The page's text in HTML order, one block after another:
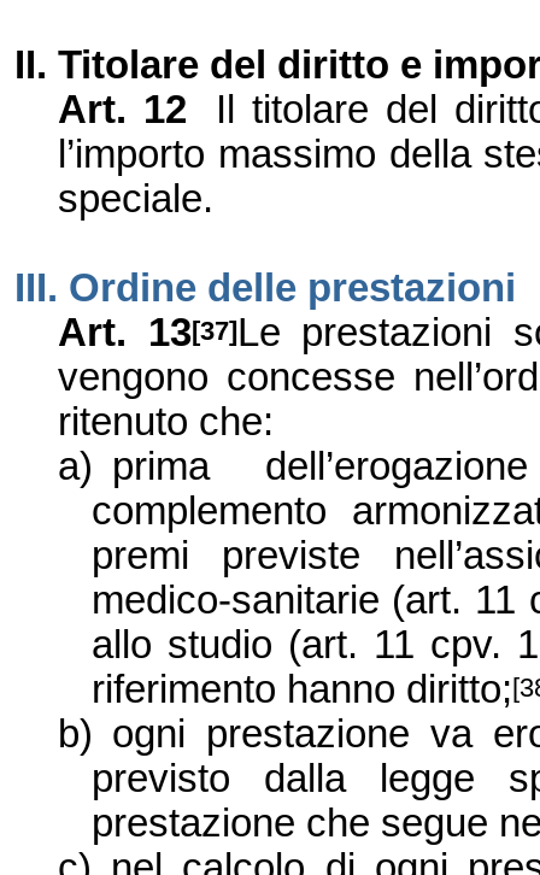
II. Titolare del diritto e
Art. 12
Il titolare del
l’importo massimo della
speciale.
III. Ordine delle prestazioni
Art. 13[37]Le prestazioni
vengono concesse
ritenuto che:
a) prima
complemento
premi previste nell’as
medico-sanitarie (art. 11
allo studio (art. 11 cpv.
riferimento hanno diritto;
b) ogni prestazione va
previsto dalla legge
prestazione che segue